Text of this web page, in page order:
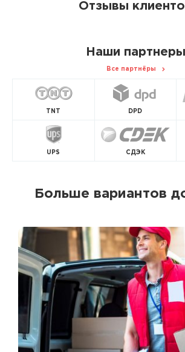
Отзывы
Наши партнеры
Все партнёры
TNT DPD
UPS СДЭК
Больше вариантов